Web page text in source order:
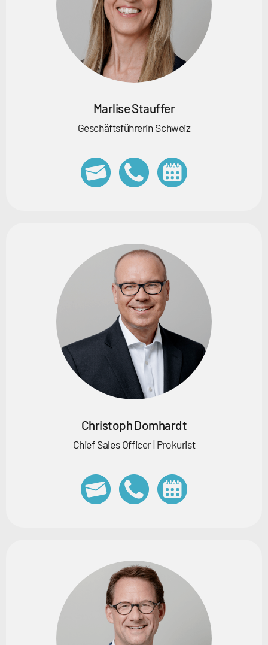
Marlise Stauffer
Geschäftsführerin Schweiz
Christoph Domhardt
Chief Sales Officer | Prokurist